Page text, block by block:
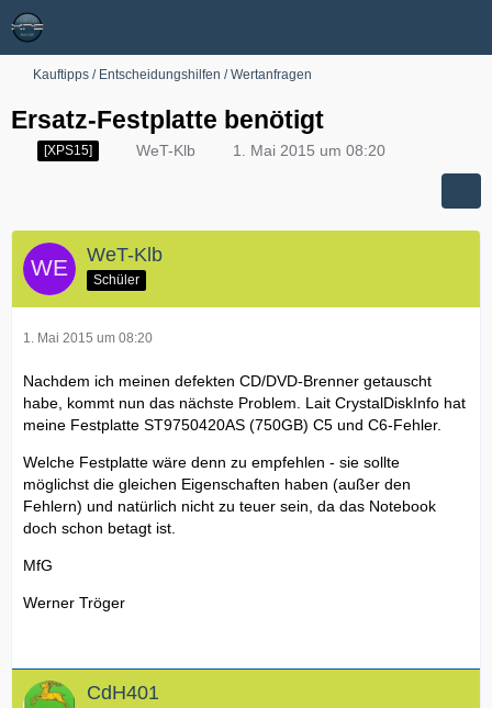
Kauftipps / Entscheidungshilfen / Wertanfragen
Ersatz-Festplatte benötigt
[XPS15] WeT-Klb 1. Mai 2015 um 08:20
WeT-Klb
Schüler
1. Mai 2015 um 08:20
Nachdem ich meinen defekten CD/DVD-Brenner getauscht
habe, kommt nun das nächste Problem. Lait CrystalDiskInfo hat
meine Festplatte ST9750420AS (750GB) C5 und C6-Fehler.
Welche Festplatte wäre denn zu empfehlen - sie sollte
möglichst die gleichen Eigenschaften haben (außer den
Fehlern) und natürlich nicht zu teuer sein, da das Notebook
doch schon betagt ist.
MfG
Werner Tröger
CdH401